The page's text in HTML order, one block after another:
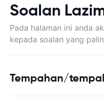
Soalan
Pada halaman ini anda
kepada soalan yang
Tempahan/